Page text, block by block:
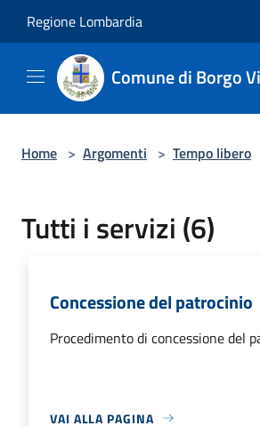
Regione Lombardia
Comune di Borgo
Home > Argomenti > Tempo libero
Tutti i servizi (6)
Concessione del patrocinio
Procedimento di concessione del
VAI ALLA PAGINA